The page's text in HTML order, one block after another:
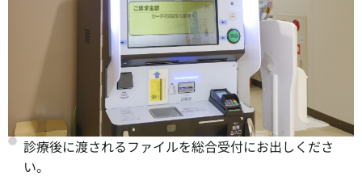
診療後に渡されるファイルを総合受付にお出しくださ
い。